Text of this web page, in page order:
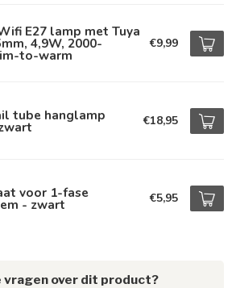
E27 lamp met Tuya
4,9W, 2000-
to-warm
€9,99
tube hanglamp €18,95
voor 1-fase
- zwart €5,95
vragen over dit product?